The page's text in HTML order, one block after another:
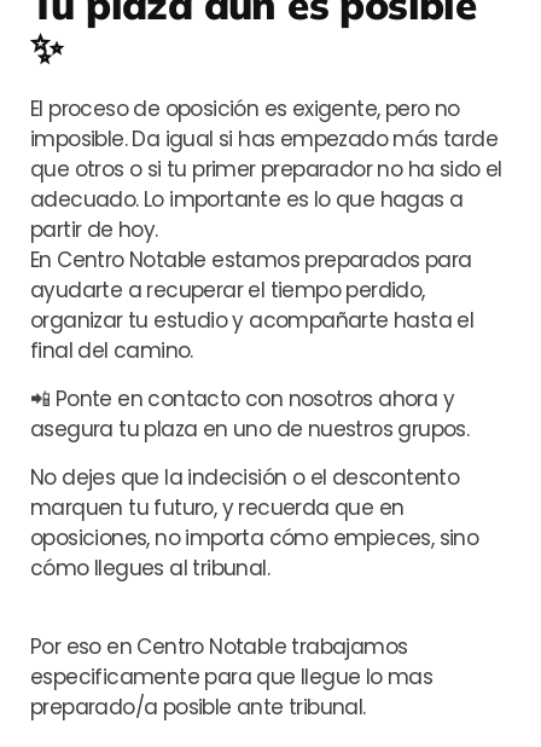
✨
El proceso de oposición es exigente, pero no
imposible. Da igual si has empezado más tarde
que otros o si tu primer preparador no ha sido el
adecuado. Lo importante es lo que hagas a
partir de hoy.
En Centro Notable estamos preparados para
ayudarte a recuperar el tiempo perdido,
organizar tu estudio y acompañarte hasta el
final del camino.
📲 Ponte en contacto con nosotros ahora y
asegura tu plaza en uno de nuestros grupos.
No dejes que la indecisión o el descontento
marquen tu futuro, y recuerda que en
oposiciones, no importa cómo empieces, sino
cómo llegues al tribunal.
Por eso en Centro Notable trabajamos
especificamente para que llegue lo mas
preparado/a posible ante tribunal.